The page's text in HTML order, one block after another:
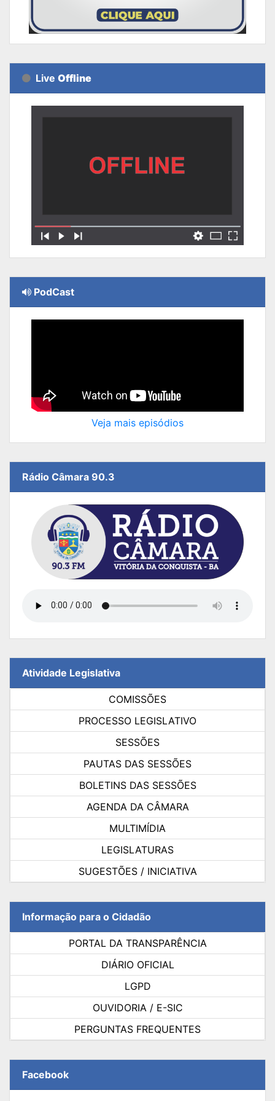
Live Offline
PodCast
Veja mais episódios
Rádio Câmara 90.3
Atividade Legislativa
COMISSÕES
PROCESSO LEGISLATIVO
SESSÕES
PAUTAS DAS SESSÕES
BOLETINS DAS SESSÕES
AGENDA DA CÂMARA
MULTIMÍDIA
LEGISLATURAS
SUGESTÕES / INICIATIVA
Informação para o Cidadão
PORTAL DA TRANSPARÊNCIA
DIÁRIO OFICIAL
LGPD
OUVIDORIA / E-SIC
PERGUNTAS FREQUENTES
Facebook